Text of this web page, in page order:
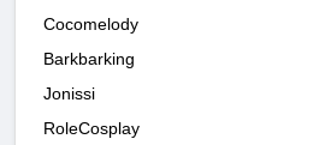
Cocomelody
Barkbarking
Jonissi
RoleCosplay